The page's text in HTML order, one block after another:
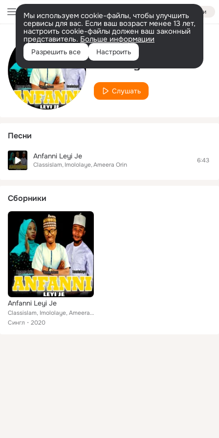
Войти
Мы используем cookie-файлы, чтобы улучшить
сервисы для вас. Если ваш возраст менее 13 лет,
настроить cookie-файлы должен ваш законный
представитель. Больше информации
Разрешить все Настроить
Исполнитель
Imololaye
Слушать
Песни
Anfanni Leyi Je
Classislam Imololaye Ameera Orin
6:43
Сборники
Anfanni Leyi Je
Classislam, Imololaye, Ameera Orin
Сингл
2020